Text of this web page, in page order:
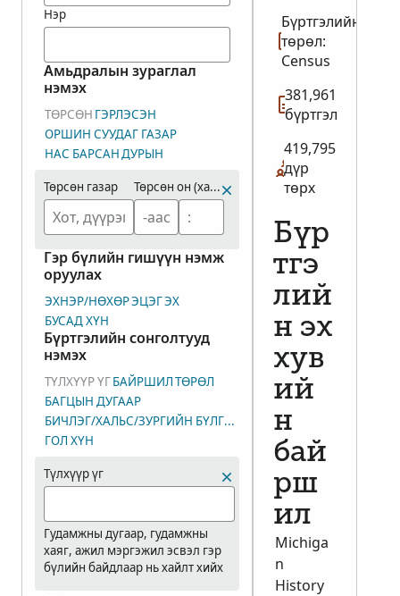
Нэр
Амьдралын зураглал
нэмэх
ТӨРСӨН ГЭРЛЭСЭН
ОРШИН СУУДАГ ГАЗАР
НАС БАРСАНДУРЫН
Төрсөн газар Төрсөн он (хамрах хүрээ)
Гэр бүлийн гишүүн нэмж
оруулах
ЭХНЭР/НӨХӨРЭЦЭГЭХ
БУСАД ХҮН
Бүртгэлийн сонголтууд
нэмэх
ТҮЛХҮҮР ҮГБАЙРШИЛТӨРӨЛ
БАГЦЫН ДУГААР
БИЧЛЭГ/ХАЛЬС/ЗУРГИЙН БҮЛГИЙН ДУГААР (DGS)
ГОЛ ХҮН
Түлхүүр үг
Гудамжны дугаар, гудамжны
хаяг, ажил мэргэжил эсвэл гэр
бүлийн байдлаар нь хайлт хийх
Бүртгэлийн
төрөл:
Census
381,961
бүртгэл
419,795
дүр
төрх
Бүр
тгэ
лий
н эх
хув
ий
н
бай
рш
ил
Michiga
n
History